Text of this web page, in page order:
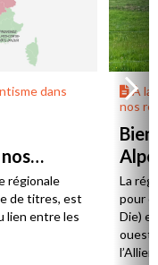
dans
régionale
de titres, est
lien entre les
À la
nos
La
pour
Die)
ouest,